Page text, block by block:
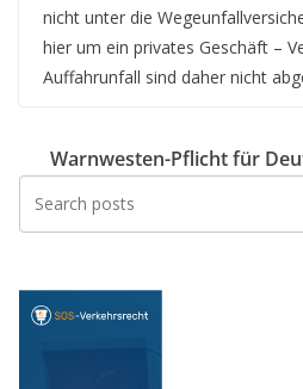
nicht unter die
hier um ein privates Geschäft –
Auffahrunfall sind daher nicht
Warnwesten-Pflicht für